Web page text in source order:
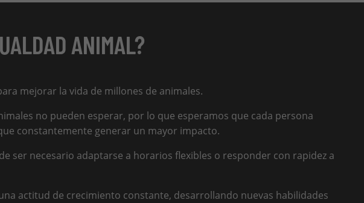
ANIMAL?
mejorar la vida de millones de animales.
no pueden esperar, por lo que esperamos que cada persona
constantemente generar un mayor impacto.
necesario adaptarse a horarios flexibles o responder con rapidez a
actitud de crecimiento constante, desarrollando nuevas habilidades